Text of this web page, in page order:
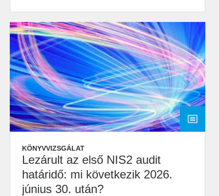
KÖNYVVIZSGÁLAT
Lezárult az első NIS2 audit
határidő: mi következik 2026.
június 30. után?